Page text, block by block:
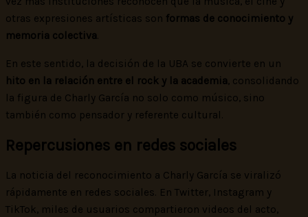
otras expresiones artísticas son formas de conocimiento y
memoria colectiva.
En este sentido, la decisión de la UBA se convierte en un
hito en la relación entre el rock y la academia, consolidando
la figura de Charly García no solo como músico, sino
también como pensador y referente cultural.
Repercusiones en redes sociales
La noticia del reconocimiento a Charly García se viralizó
rápidamente en redes sociales. En Twitter, Instagram y
TikTok, miles de usuarios compartieron videos del acto,